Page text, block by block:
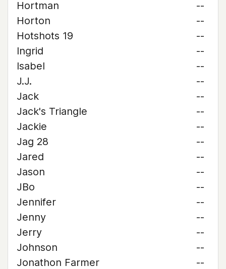
Hortman
--
Horton
--
Hotshots 19
--
Ingrid
--
Isabel
--
J.J.
--
Jack
--
Jack's Triangle
--
Jackie
--
Jag 28
--
Jared
--
Jason
--
JBo
--
Jennifer
--
Jenny
--
Jerry
--
Johnson
--
Jonathon Farmer
--